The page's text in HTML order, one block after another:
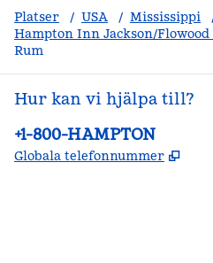
Platser / USA / Mississippi
Hampton Inn Jackson/
Rum
Hur kan vi hjälpa till?
Telefon:
+1-800-HAMPTON
Globala telefonnummer ,